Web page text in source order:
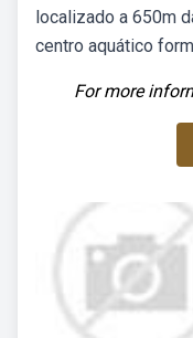
localizado a 650m
centro aquático
For more